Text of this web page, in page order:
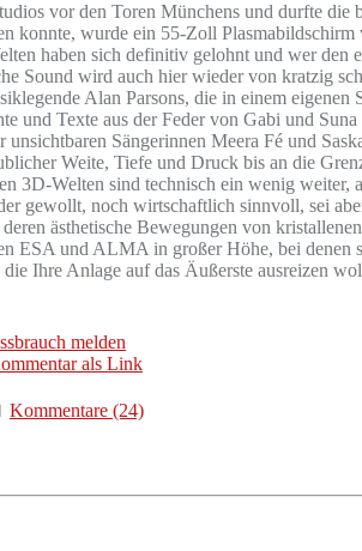
vor den Toren Münchens und durfte
wurde ein 55-Zoll
haben sich definitiv gelohnt und wer
Sound wird auch hier wieder von kratzig
Alan Parsons, die in einem
und Texte aus der Feder von Gabi und
Sängerinnen Meera Fé und
Weite, Tiefe und Druck bis an die
Welten sind technisch ein wenig weiter,
gewollt, noch wirtschaftlich sinnvoll, sei
ästhetische Bewegungen von
und ALMA in großer Höhe, bei denen
Ihre Anlage auf das Äußerste ausreizen
melden
als Link
Kommentare (24)